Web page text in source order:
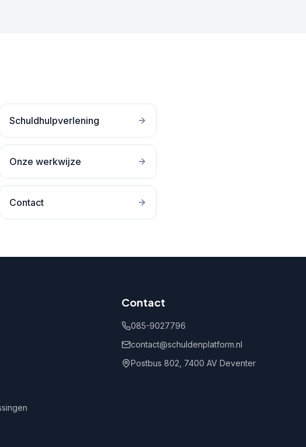
Schuldhulpverlening
Onze werkwijze
Contact
Contact
085-9027796
contact@schuldenplatform.nl
Postbus 802, 7400 AV Deventer